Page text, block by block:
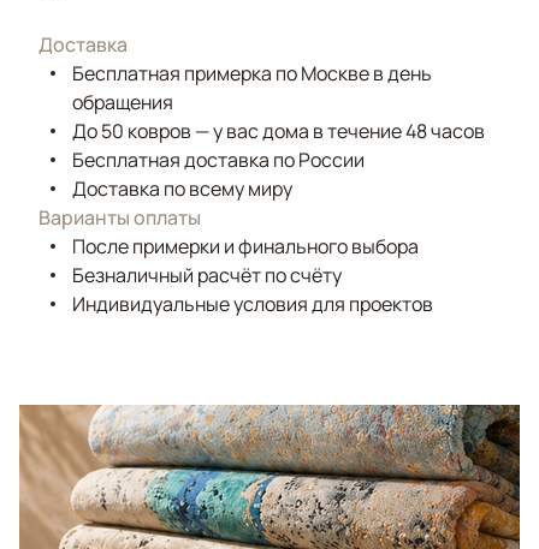
Доставка
Бесплатная примерка по Москве в день
обращения
До 50 ковров — у вас дома в течение 48 часов
Бесплатная доставка по России
Доставка по всему миру
Варианты оплаты
После примерки и финального выбора
Безналичный расчёт по счёту
Индивидуальные условия для проектов